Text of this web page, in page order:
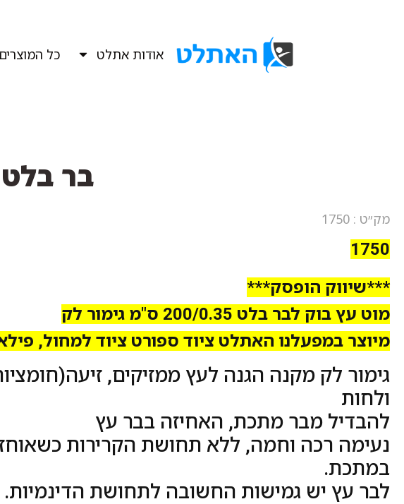
אודות אתלט כל המוצרים
בר בלט מוט
מק״ט : 1750
1750
***שיווק הופסק***
מוט עץ בוק לבר בלט 200/0.35 ס"מ גימור לק
מיוצר במפעלנו האתלט ציוד ספורט ציוד למחול,
גימור לק מקנה הגנה לעץ ממזיקים,
ולחות
להבדיל מבר מתכת, האחיזה בבר עץ
נעימה רכה וחמה, ללא תחושת הקרירות
במתכת.
לבר עץ יש גמישות החשובה לתחושת הדינמיות.